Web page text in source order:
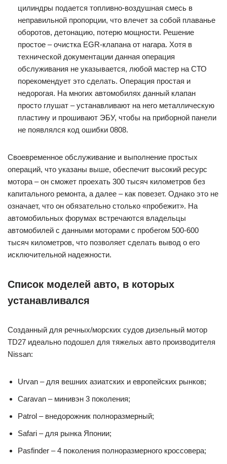
цилиндры подается топливно-воздушная смесь в
неправильной пропорции, что влечет за собой плаванье
оборотов, детонацию, потерю мощности. Решение
простое – очистка EGR-клапана от нагара. Хотя в
технической документации данная операция
обслуживания не указывается, любой мастер на СТО
порекомендует это сделать. Операция простая и
недорогая. На многих автомобилях данный клапан
просто глушат – устанавливают на него металлическую
пластину и прошивают ЭБУ, чтобы на приборной панели
не появлялся код ошибки 0808.
Своевременное обслуживание и выполнение простых
операций, что указаны выше, обеспечит высокий ресурс
мотора – он сможет проехать 300 тысяч километров без
капитального ремонта, а далее – как повезет. Однако это не
означает, что он обязательно столько «пробежит». На
автомобильных форумах встречаются владельцы
автомобилей с данными моторами с пробегом 500-600
тысяч километров, что позволяет сделать вывод о его
исключительной надежности.
Список моделей авто, в которых
устанавливался
Созданный для речных/морских судов дизельный мотор
TD27 идеально подошел для тяжелых авто производителя
Nissan:
Urvan – для вешних азиатских и европейских рынков;
Caravan – минивэн 3 поколения;
Patrol – внедорожник полноразмерный;
Safari – для рынка Японии;
Pasfinder – 4 поколения полноразмерного кроссовера;